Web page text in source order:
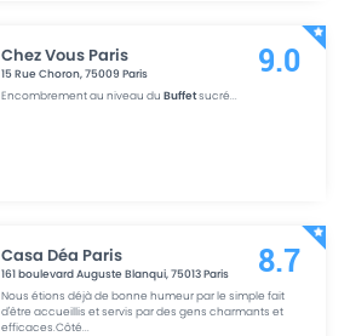
Chez Vous Paris
15 Rue Choron,75009 Paris
Encombrement au niveau duBuffetsucré...
9.0
Casa Déa Paris
161 boulevard Auguste Blanqui,75013Paris
Nous étions déjà de bonne humeur par le simple fait
d'être accueillis et servis par des gens charmants et
efficaces.Côté...
8.7